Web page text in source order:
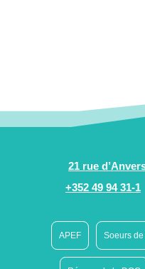
21 rue
+352 49 94 31-1
APEF Soeurs